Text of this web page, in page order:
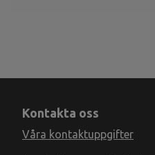
Kontakta oss
Våra kontaktuppgifter